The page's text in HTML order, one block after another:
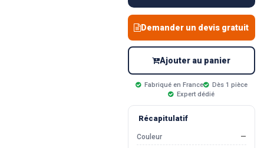
Demander un devis gratuit
Ajouter au panier
Fabriqué en France
Dès 1 pièce
Expert dédié
Récapitulatif
Couleur
—